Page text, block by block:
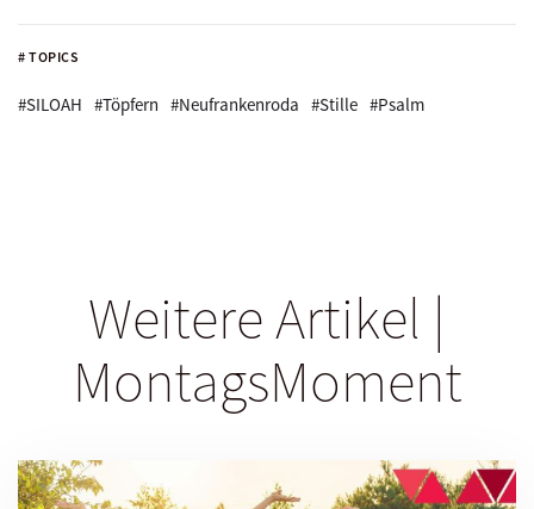
# TOPICS
#SILOAH #Töpfern #Neufrankenroda #Stille #Psalm
Weitere Artikel |
MontagsMoment